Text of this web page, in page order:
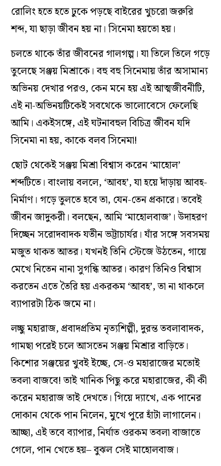
রোলিং হতে হতে ঢুকে পড়ছে বাইরের খুচরো জরুরি
শব্দ, যা ছাড়া জীবন হয় না। সিনেমা হয়তো হয়।
চলতে থাকে তাঁর জীবনের গালগল্প। যা তিলে তিলে গড়ে
তুলেছে সঞ্জয় মিশ্রাকে। বহু বহু সিনেমায় তাঁর অসামান্য
অভিনয় দেখার পরও, কেন মনে হয় এই আত্মজীবনীটি,
এই না-অভিনয়টিকেই সবথেকে ভালোবেসে ফেলেছি
আমি। একইসঙ্গে, এই ঘটনাবহুল বিচিত্র জীবন যদি
সিনেমা না হয়, কাকে বলব সিনেমা!
ছোট থেকেই সঞ্জয় মিশ্রা বিশ্বাস করেন ‘মাহোল’
শব্দটিতে। বাংলায় বললে, ‘আবহ’, যা হয়ে দাঁড়ায় আবহ-
নির্মাণ। গড়ে তুলতে হবে তা, যেন-তেন প্রকারে। তবেই
জীবন জাদুকরী। বলছেন, আমি ‘মাহোলবাজ’। উদাহরণ
দিচ্ছেন সরোদবাদক যতীন ভট্টাচার্যর। যাঁর সঙ্গে সবসময়
মজুত থাকত আতর। যখনই তিনি স্টেজে উঠতেন, গায়ে
মেখে নিতেন নানা সুগন্ধি আতর। কারণ তিনিও বিশ্বাস
করতেন এতে তৈরি হয় একরকম ‘আবহ’, তা না থাকলে
ব‌্যাপারটা ঠিক জমে না।
লচ্ছু মহারাজ, প্রবাদপ্রতিম নৃত্যশিল্পী, দুরন্ত তবলাবাদক,
গামছা পরেই চলে আসতেন সঞ্জয় মিশ্রার বাড়িতে।
কিশোর সঞ্জয়ের খুবই ইচ্ছে, সে-ও মহারাজের মতোই
তবলা বাজবে! তাই খানিক পিছু করে মহারাজের, কী কী
করেন মহারাজ তাই দেখতে। গিয়ে দ‌্যাখে, এক পানের
দোকান থেকে পান নিলেন, মুখে পুরে হাঁটা লাগালেন।
আচ্ছা, এই তবে ব‌্যাপার, নির্ঘাত ওরকম তবলা বাজাতে
গেলে, পান খেতে হয়– বুঝল সেই মাহোলবাজ।